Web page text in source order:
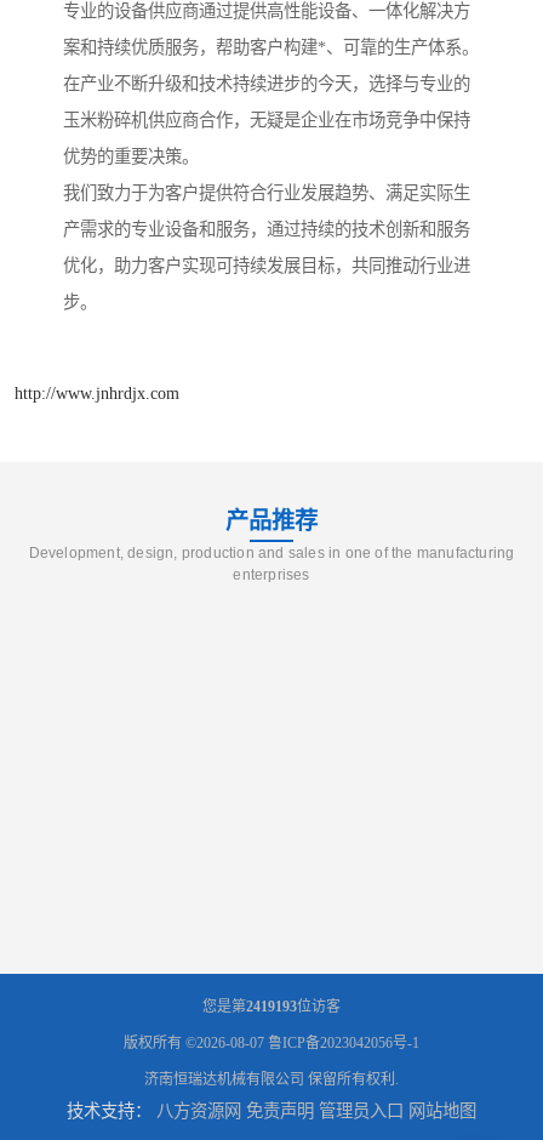
专业的设备供应商通过提供高性能设备、一体化解决方
案和持续优质服务，帮助客户构建*、可靠的生产体系。
在产业不断升级和技术持续进步的今天，选择与专业的
玉米粉碎机供应商合作，无疑是企业在市场竞争中保持
优势的重要决策。
我们致力于为客户提供符合行业发展趋势、满足实际生
产需求的专业设备和服务，通过持续的技术创新和服务
优化，助力客户实现可持续发展目标，共同推动行业进
步。
http://www.jnhrdjx.com
产品推荐
Development, design, production and sales in one of the manufacturing
enterprises
您是第2419193位访客
版权所有 ©2026-08-07 鲁ICP备2023042056号-1
济南恒瑞达机械有限公司 保留所有权利.
技术支持： 八方资源网 免责声明 管理员入口 网站地图